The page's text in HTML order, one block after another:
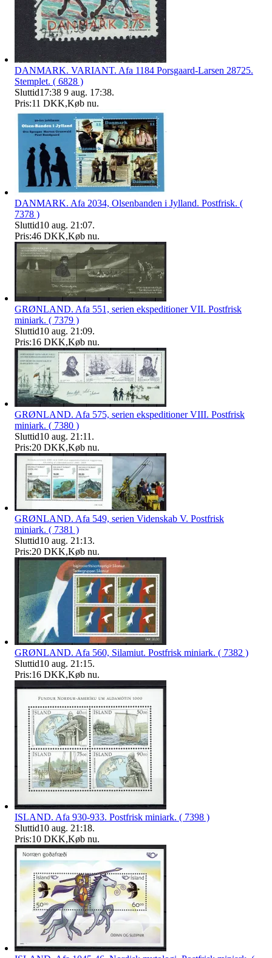
DANMARK. VARIANT. Afa 1184 Porsgaard-Larsen 28725.
Stemplet. ( 6828 )
Sluttid17:38 9 aug. 17:38.
Pris:11 DKK,Køb nu.
DANMARK. Afa 2034, Olsenbanden i Jylland. Postfrisk. (
7378 )
Sluttid10 aug. 21:07.
Pris:46 DKK,Køb nu.
GRØNLAND. Afa 551, serien ekspeditioner VII. Postfrisk
miniark. ( 7379 )
Sluttid10 aug. 21:09.
Pris:16 DKK,Køb nu.
GRØNLAND. Afa 575, serien ekspeditioner VIII. Postfrisk
miniark. ( 7380 )
Sluttid10 aug. 21:11 .
Pris:20 DKK,Køb nu.
GRØNLAND. Afa 549, serien Videnskab V. Postfrisk
miniark. ( 7381 )
Sluttid10 aug. 21:13.
Pris:20 DKK,Køb nu.
GRØNLAND. Afa 560, Silamiut. Postfrisk miniark. ( 7382 )
Sluttid10 aug. 21:15.
Pris:16 DKK,Køb nu.
ISLAND. Afa 930-933. Postfrisk miniark. ( 7398 )
Sluttid10 aug. 21:18.
Pris:10 DKK,Køb nu.